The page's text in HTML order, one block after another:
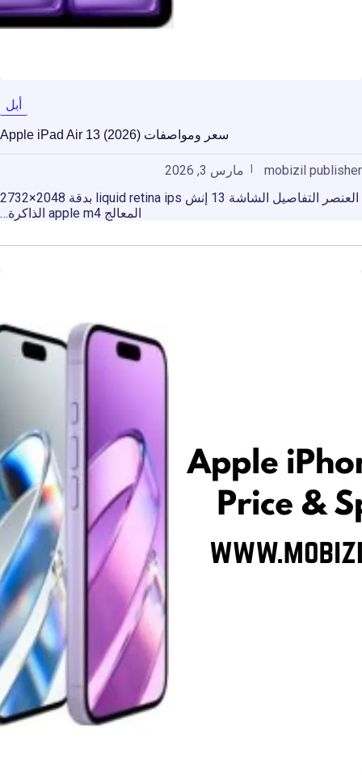
أبل
سعر ومواصفات Apple iPad Air 13 (2026)
mobizil publisher
مارس 3, 2026
العنصر التفاصيل الشاشة 13 إنش liquid retina ips بدقة 2048×2732
المعالج apple m4 الذاكرة…